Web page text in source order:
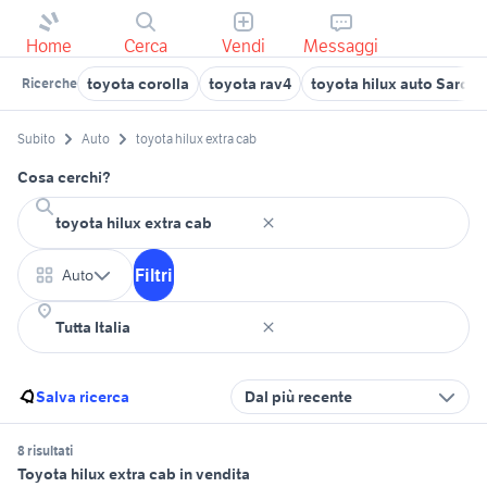
Home Cerca Vendi Messaggi
Ricerche toyota corolla toyota rav4 toyota hilux auto
Subito Auto toyota hilux extra cab
Cosa cerchi?
Auto Filtri
Salva ricerca Dal più recente
8 risultati
Toyota hilux extra cab in vendita